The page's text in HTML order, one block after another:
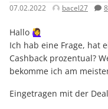
07.02.2022 bacel27 8
Hallo 🙋‍♀️
Ich hab eine Frage, hat
Cashback prozentual?
bekomme ich am
Eingetragen mit der